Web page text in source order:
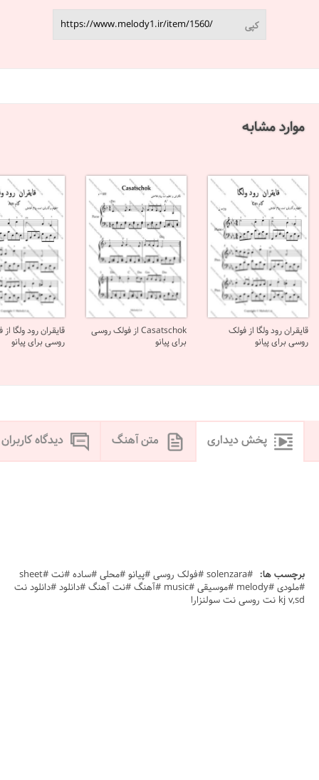
کپی
موارد مشابه
قایقران رود ولگا از فولک
روسی برای پیانو
Casatschok از فولک روسی
برای پیانو
قایقران رود ولگا
روسی برای پیانو
پخش دیداری متن آهنگ دیدگاه کاربران
برچسب ها:
#solenzara #فولک روسی #پیانو #محلی #ساده #نت #sheet
#ملودی #melody #موسیقی #music #آهنگ #نت آهنگ #دانلود #دانلود نت
kj v,sd نت روسی نت سولنزارا